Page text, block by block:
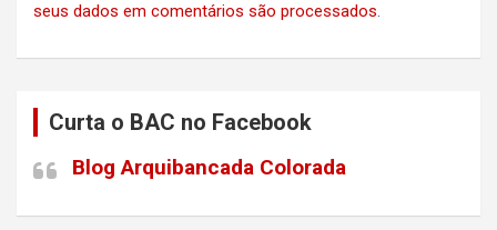
seus dados em comentários são processados.
Curta o BAC no Facebook
Blog Arquibancada Colorada